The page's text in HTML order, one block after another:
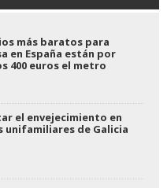
más baratos para
en España están por
400 euros el metro
el envejecimiento en
unifamiliares de Galicia